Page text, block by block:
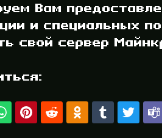
Вам
и специальных
свой сервер